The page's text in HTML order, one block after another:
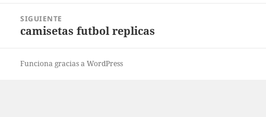
SIGUIENTE
Entrada
camisetas futbol replicas
Funciona gracias a WordPress